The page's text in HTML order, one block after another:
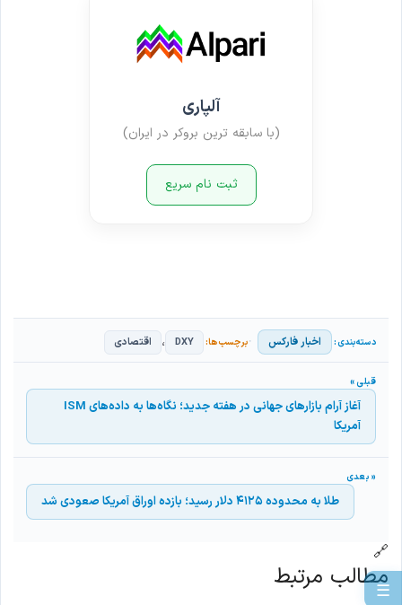
☰
آلپاری
(با سابقه ترین بروکر در ایران)
ثبت نام سریع
اخبار فارکس DXY ، اقتصادی
آغاز آرام بازارهای جهانی در هفته جدید؛ نگاه‌ها به داده‌های ISM
آمریکا
طلا به محدوده ۴۱۲۵ دلار رسید؛ بازده اوراق آمریکا صعودی شد
🔗
مطالب مرتبط